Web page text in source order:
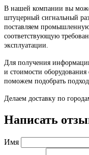
В нашей компании вы
штуцерный сигнальный
поставляем
соответствующую
эксплуатации.
Для получения
и стоимости
поможем подобрать
Делаем доставку по
Написать
Имя